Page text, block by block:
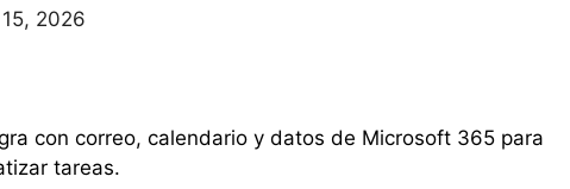
2026
con correo, calendario y datos de Microsoft 365 para
tareas.